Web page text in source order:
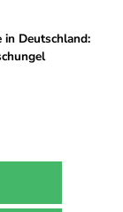
Deutschland: